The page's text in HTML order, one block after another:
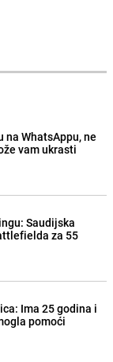
na WhatsAppu, ne
vam ukrasti
Saudijska
za 55
Ima 25 godina i
pomoći